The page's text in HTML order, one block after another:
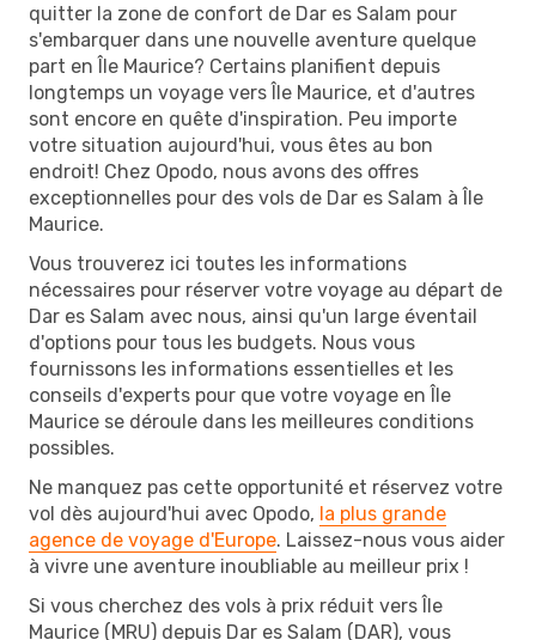
quitter la zone de confort de Dar es Salam pour
s'embarquer dans une nouvelle aventure quelque
part en Île Maurice? Certains planifient depuis
longtemps un voyage vers Île Maurice, et d'autres
sont encore en quête d'inspiration. Peu importe
votre situation aujourd'hui, vous êtes au bon
endroit! Chez Opodo, nous avons des offres
exceptionnelles pour des vols de Dar es Salam à Île
Maurice.
Vous trouverez ici toutes les informations
nécessaires pour réserver votre voyage au départ de
Dar es Salam avec nous, ainsi qu'un large éventail
d'options pour tous les budgets. Nous vous
fournissons les informations essentielles et les
conseils d'experts pour que votre voyage en Île
Maurice se déroule dans les meilleures conditions
possibles.
Ne manquez pas cette opportunité et réservez votre
vol dès aujourd'hui avec Opodo, la plus grande
agence de voyage d'Europe. Laissez-nous vous aider
à vivre une aventure inoubliable au meilleur prix !
Si vous cherchez des vols à prix réduit vers Île
Maurice (MRU) depuis Dar es Salam (DAR), vous